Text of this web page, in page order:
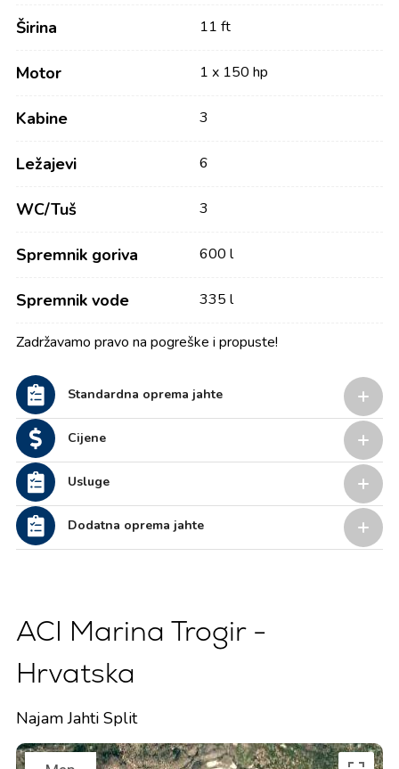
Širina 11 ft
Motor 1 x 150 hp
Kabine 3
Ležajevi 6
WC/Tuš 3
Spremnik goriva 600 l
Spremnik vode 335 l
Zadržavamo pravo na pogreške i propuste!
Standardna oprema jahte
Cijene
Usluge
Dodatna oprema jahte
ACI Marina Trogir -
Hrvatska
Najam Jahti Split